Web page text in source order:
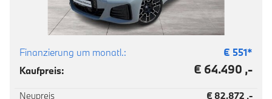
Finanzierung um monatl.: € 551*
Kaufpreis:
€ 64.490 ,-
Neupreis
€ 82.872 ,-